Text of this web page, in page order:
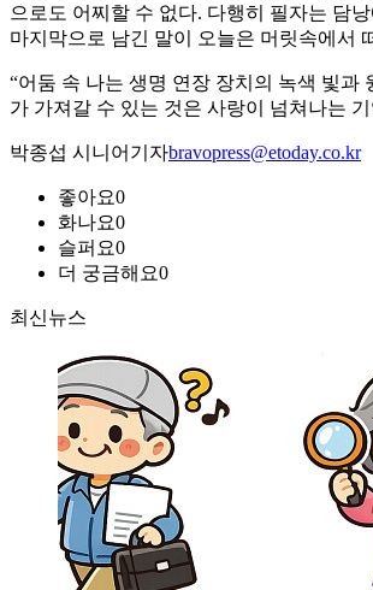
으로도 어찌할 수 없다. 다행히 필자는 담
마지막으로 남긴 말이 오늘은 머릿속에서
“어둠 속 나는 생명 연장 장치의 녹색 빛과
가 가져갈 수 있는 것은 사랑이 넘쳐나는
박종섭 시니어기자bravopress@etoday.co.kr
좋아요0
화나요0
슬퍼요0
더 궁금해요0
최신뉴스